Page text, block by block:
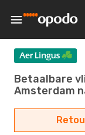
Betaalbare
Amsterdam